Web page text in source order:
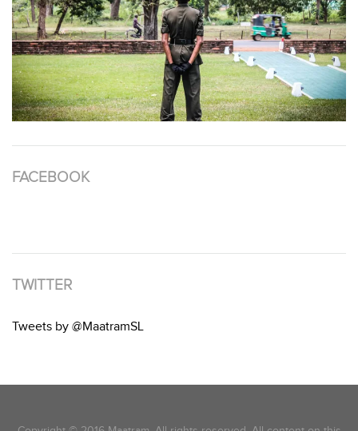
FACEBOOK
TWITTER
Tweets by @MaatramSL